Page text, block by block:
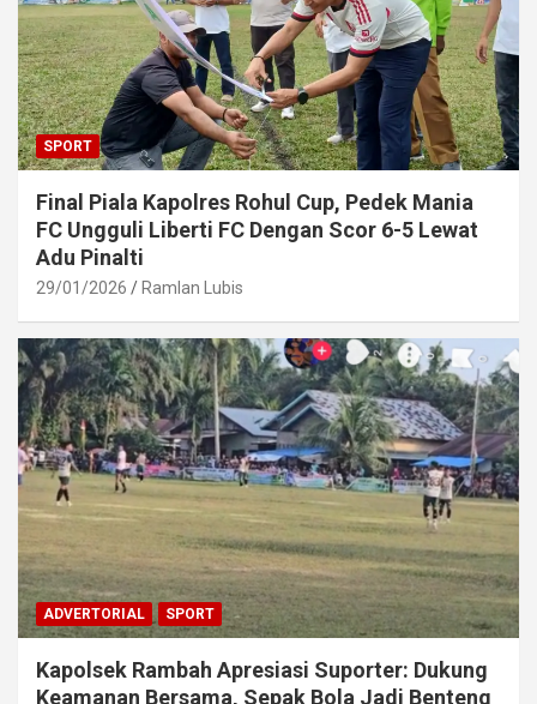
SPORT
Final Piala Kapolres Rohul Cup, Pedek Mania
FC Ungguli Liberti FC Dengan Scor 6-5 Lewat
Adu Pinalti
29/01/2026 Ramlan Lubis
ADVERTORIAL SPORT
Kapolsek Rambah Apresiasi Suporter: Dukung
Keamanan Bersama, Sepak Bola Jadi Benteng